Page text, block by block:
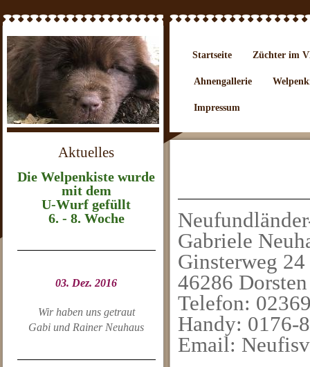
Aktuelles
Die Welpenkiste wurde
mit dem
U-Wurf gefüllt
6. - 8. Woche
03. Dez. 2016
Wir haben uns getraut
Gabi und Rainer Neuhaus
Startseite Züchter im
Ahnengallerie
Impressum
Gabriele
Ginsterweg 24
46286 Dorsten
Telefon:
Handy: 0176-
Email: